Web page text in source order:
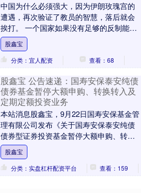
中国为什么必须强大，因为伊朗玫瑰宫的
遭遇，再次验证了教员的智慧，落后就会
挨打。 一个国家如果没有足够的反制能
力，连自己的历史记忆都要看别人火力半
径的脸色。联合国....
股鑫宝
分类：宜人配资
查看：68
股鑫宝 公告速递：国寿安保泰安纯债
债券基金暂停大额申购、转换转入及
定期定额投资业务
本站消息股鑫宝，9月22日国寿安保基金管
理有限公司发布《关于国寿安保泰安纯债
债券型证券投资基金暂停大额申购、转换
转入及定期定额投资业务的公告》。公告
中提示，为保....
股鑫宝
分类：实盘杠杆配资平台
查看：159